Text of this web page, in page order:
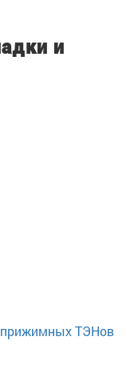
и
прижимных ТЭНов